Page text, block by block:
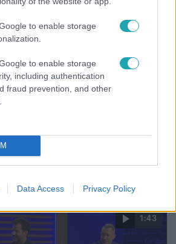
to enable storage
to enable storage
including authentication
fraud prevention, and other
Data Access Privacy Policy
magát: „Jenő séf azt mondta,
durva dologra bukkant Evelin
próbálta menteni a helyzetét.
1:43